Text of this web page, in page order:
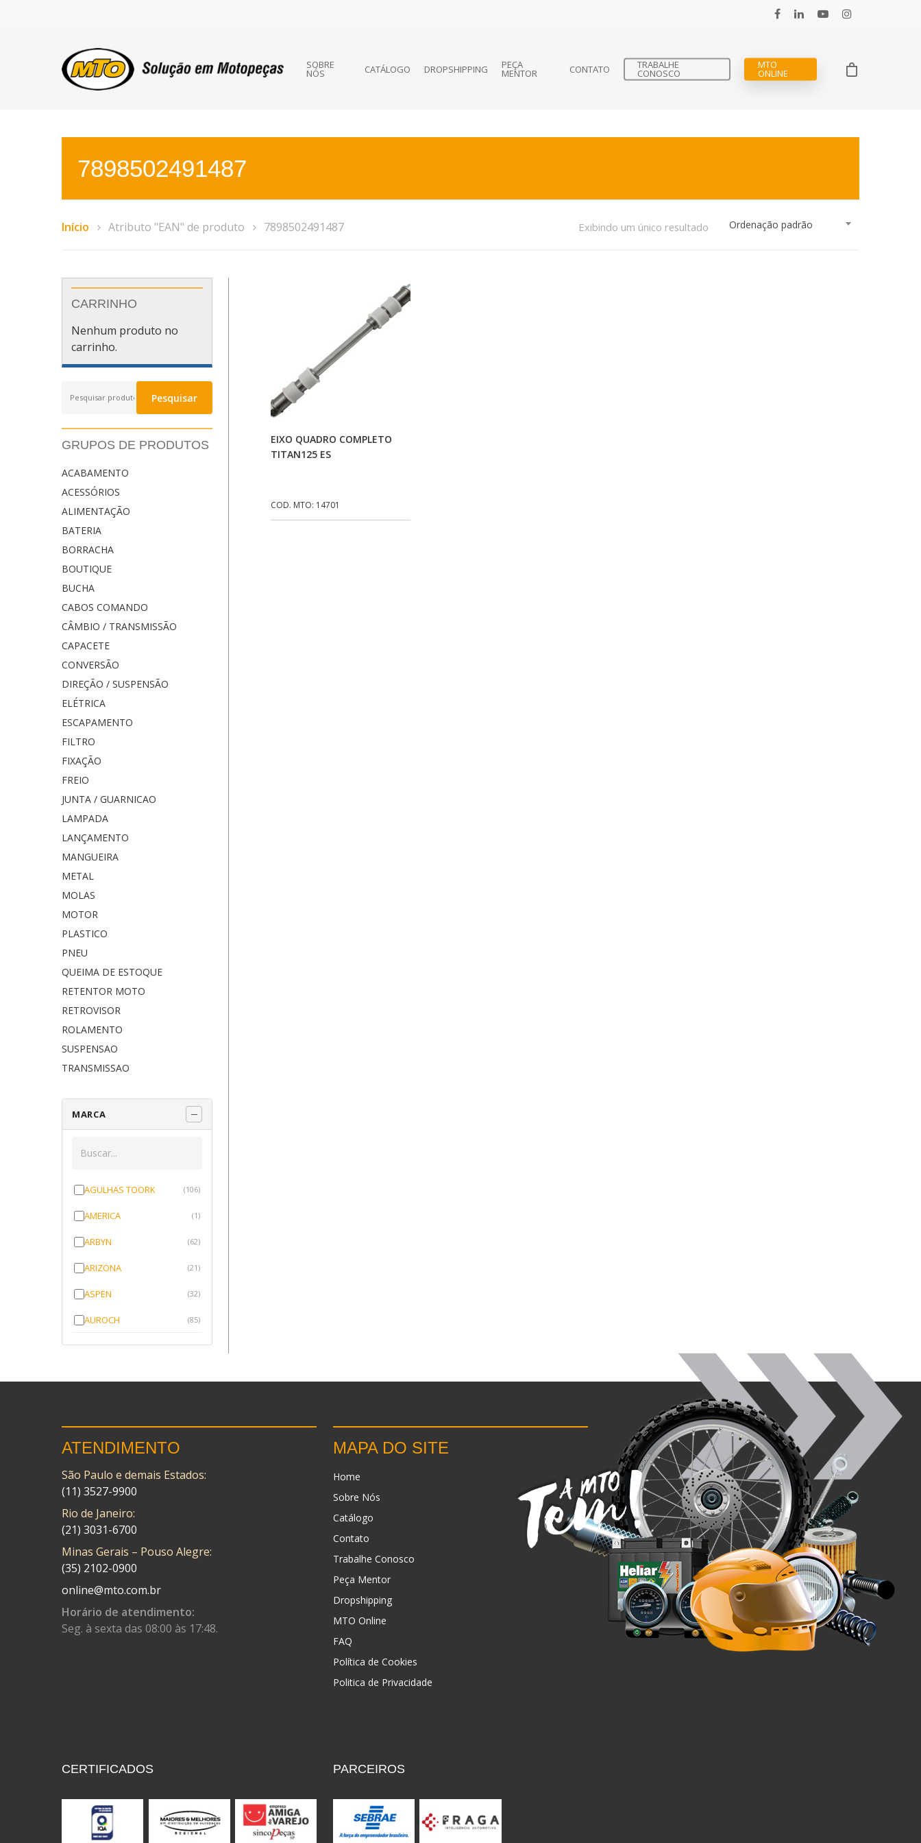
SOBRE
NÓS CATÁLOGO DROPSHIPPING PEÇA
MENTOR CONTATO TRABALHE
CONOSCO
MTO
ONLINE
7898502491487
Ordenação padrão
Exibindo um único resultado
Início Atributo "EAN" de produto 7898502491487
CARRINHO
Nenhum produto no
carrinho.
por:
Pesquisar
GRUPOS DE PRODUTOS
ACABAMENTO
ACESSÓRIOS
ALIMENTAÇÃO
BATERIA
BORRACHA
BOUTIQUE
BUCHA
CABOS COMANDO
CÂMBIO / TRANSMISSÃO
CAPACETE
CONVERSÃO
DIREÇÃO / SUSPENSÃO
ELÉTRICA
ESCAPAMENTO
FILTRO
FIXAÇÃO
FREIO
JUNTA / GUARNICAO
LAMPADA
LANÇAMENTO
MANGUEIRA
METAL
MOLAS
MOTOR
PLASTICO
PNEU
QUEIMA DE ESTOQUE
RETENTOR MOTO
RETROVISOR
ROLAMENTO
SUSPENSAO
TRANSMISSAO
MARCA
AGULHAS TOORK (106)
AMERICA (1)
ARBYN (62)
ARIZONA (21)
ASPEN (32)
AUROCH (85)
AURORENSE (143)
CAWU (10)
CISER
CMP (10)
COMETA
CONTROL FLEX (92)
CPL IMPORT
DANIDREA (160)
DIVERSOS
DOMINATOR (64)
Adicionar Ao Carrinho
EIXO QUADRO COMPLETO
TITAN125 ES
COD. MTO: 14701
ATENDIMENTO
São Paulo e demais Estados:
(11) 3527-9900
Rio de Janeiro:
(21) 3031-6700
Minas Gerais – Pouso Alegre:
(35) 2102-0900
online@mto.com.br
Horário de atendimento:
Seg. à sexta das 08:00 às 17:48.
MAPA DO SITE
Home
Sobre Nós
Catálogo
Contato
Trabalhe Conosco
Peça Mentor
Dropshipping
MTO Online
FAQ
Política de Cookies
Politica de Privacidade
CERTIFICADOS PARCEIROS